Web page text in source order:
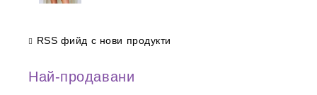
RSS фийд с нови продукти
Най-продавани